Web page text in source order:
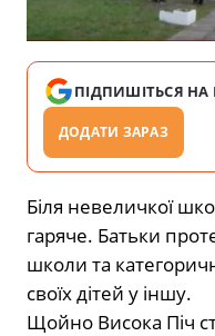
ПІДПИШІТЬСЯ НА
ДОДАТИ ЗАРАЗ
Біля невеличкої
гаряче. Батьки
школи та
своїх дітей у іншу.
Щойно Висока Піч